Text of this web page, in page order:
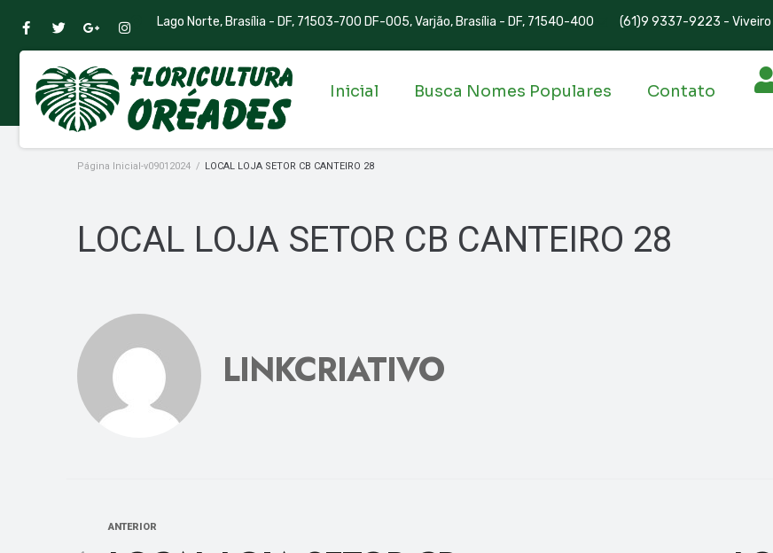
Lago Norte, Brasília - DF, 71503-700 DF-005, Varjão, Brasília - DF, 71540-400 (61)9 9337-9223 - Viveiro
Inicial Busca Nomes Populares Contato
Página Inicial-v09012024 / LOCAL LOJA SETOR CB CANTEIRO 28
LOCAL LOJA SETOR CB CANTEIRO 28
LINKCRIATIVO
ANTERIOR